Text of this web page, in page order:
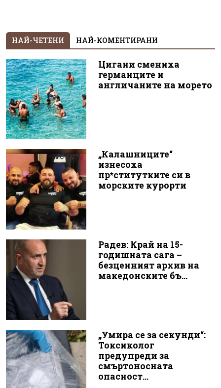
НАЙ-ЧЕТЕНИ НАЙ-КОМЕНТИРАНИ
Цигани смениха
германците и
англичаните на морето
„Калашниците“
изнесоха
пр*ститутките си в
морските курорти
Радев: Край на 15-
годишната сага –
безценният архив на
македонските бъ...
„Умира се за секунди“:
Токсиколог
предупреди за
смъртоносната
опасност...